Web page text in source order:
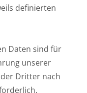
definierten
Daten sind für
unserer
Dritter nach